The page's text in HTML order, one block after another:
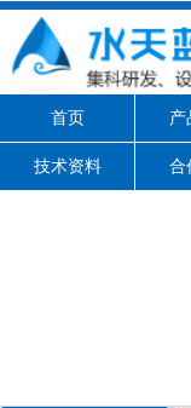
首页 产
技术资料 合